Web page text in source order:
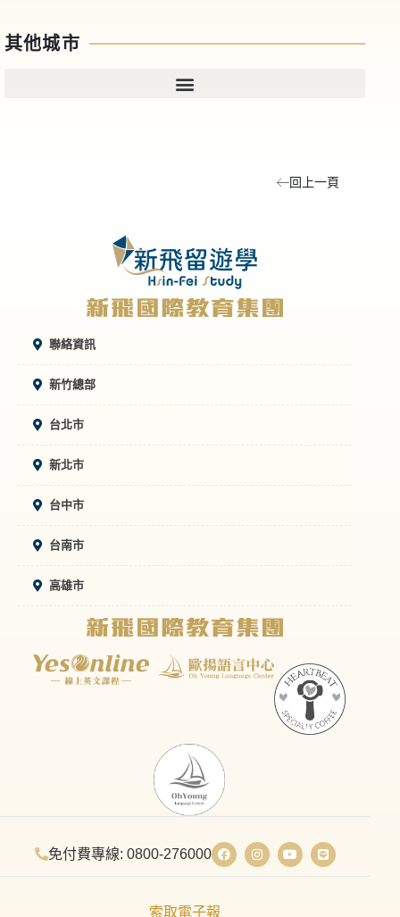
其他城市
回上一頁
聯絡資訊
新竹總部
台北市
新北市
台中市
台南市
高雄市
免付費專線: 0800-276000
索取電子報